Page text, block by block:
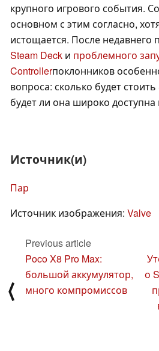
крупного игрового события.
основном с этим согласно,
истощается. После
Steam Deck и проблемного
Controllerпоклонников
вопроса: сколько будет
будет ли она широко доступна
Источник(и)
Пар
Источник изображения: Valve
⟨
Previous article
Poco X8 Pro Max:
большой аккумулятор,
много компромиссов
о